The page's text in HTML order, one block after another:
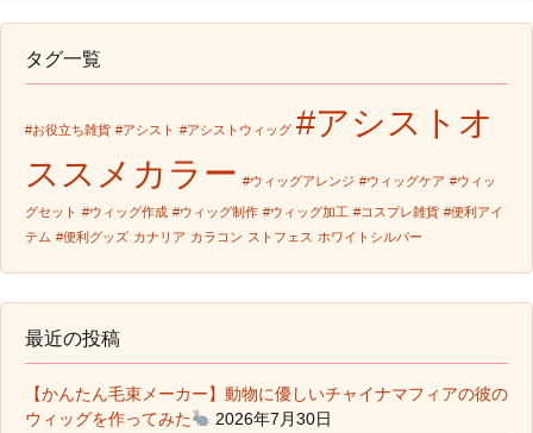
タグ一覧
#お役立ち雑貨 #アシスト #アシストウィッグ #アシストオ
ススメカラー #ウィッグアレンジ #ウィッグケア #ウィッ
グセット #ウィッグ作成 #ウィッグ制作 #ウィッグ加工 #コスプレ雑貨 #便利アイ
テム #便利グッズ カナリア カラコン ストフェス ホワイトシルバー
最近の投稿
【かんたん毛束メーカー】動物に優しいチャイナマフィアの彼の
ウィッグを作ってみた
2026年7月30日